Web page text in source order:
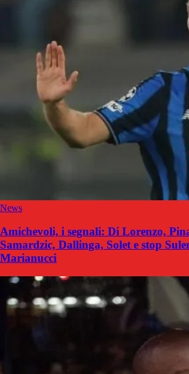
News
Amichevoli, i segnali: Di Lorenzo,
Samardzic, Dallinga, Solet e stop
Marianucci